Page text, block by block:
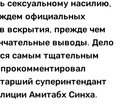
сексуальному насилию,
официальных
вскрытия, прежде чем
выводы. Дело
самым тщательным
суперинтендант
Амитабх Синха.